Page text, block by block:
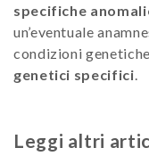
specifiche
un’eventuale
condizioni
genetici specifici.
Leggi altri